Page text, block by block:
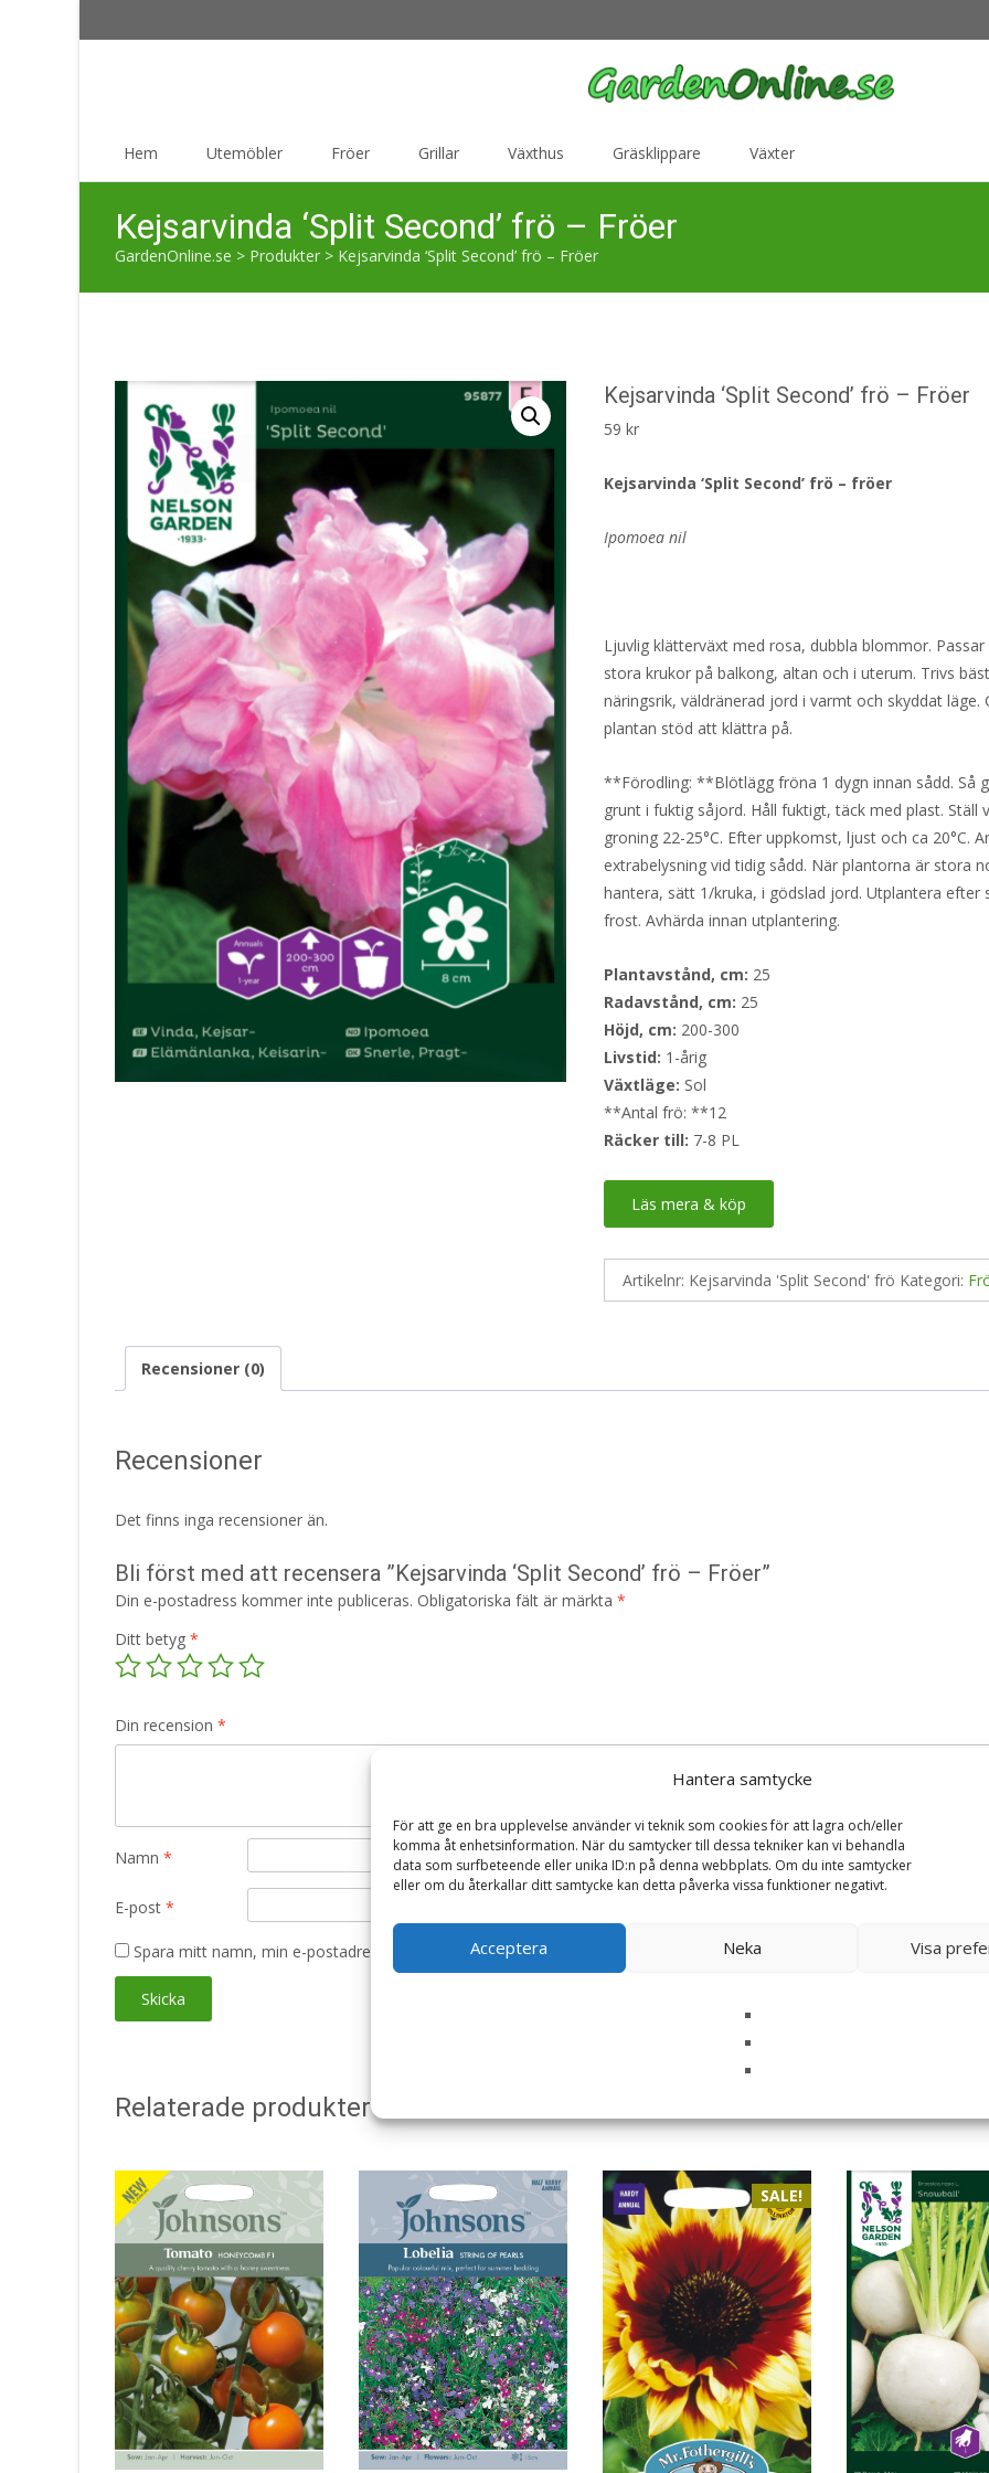
Hantera samtycke
För att ge en bra upplevelse använder vi teknik som cookies för att lagra och/eller
komma åt enhetsinformation. När du samtycker till dessa tekniker kan vi behandla
data som surfbeteende eller unika ID:n på denna webbplats. Om du inte samtycker
eller om du återkallar ditt samtycke kan detta påverka vissa funktioner negativt.
Acceptera Neka Visa
Hem Utemöbler Fröer Grillar Växthus Gräsklippare Växter
Kejsarvinda ‘Split Second’ frö – Fröer
GardenOnline.se > Produkter > Kejsarvinda ‘Split Second’ frö – Fröer
Kejsarvinda ‘Split Second’ frö – Fröer
59kr
Kejsarvinda ‘Split Second’ frö – fröer
Ipomoea nil
Ljuvlig klätterväxt med rosa, dubbla blommor.
stora krukor på balkong, altan och i uterum. Trivs
näringsrik, väldränerad jord i varmt och skyddat läge.
plantan stöd att klättra på.
**Förodling: **Blötlägg fröna 1 dygn innan sådd. Så
grunt i fuktig såjord. Håll fuktigt, täck med plast. Ställ
groning 22-25°C. Efter uppkomst, ljust och ca 20°C.
extrabelysning vid tidig sådd. När plantorna är stora
hantera, sätt 1/kruka, i gödslad jord. Utplantera efter
frost. Avhärda innan utplantering.
Plantavstånd, cm: 25
Radavstånd, cm: 25
Höjd, cm: 200-300
Livstid: 1-årig
Växtläge: Sol
**Antal frö: **12
Räcker till: 7-8 PL
Läs mera & köp
Artikelnr: Kejsarvinda 'Split Second' frö Kategori:
Recensioner (0)
Recensioner
Det finns inga recensioner än.
Bli först med att recensera ”Kejsarvinda ‘Split Second’ frö – Fröer”
Din e-postadress kommer inte publiceras. Obligatoriska fält är märkta *
Ditt betyg *
Din recension *
Namn *
E-post *
Spara mitt namn, min e-postadress och webbplats i denna webbläsare till nästa gång jag skriver en kommentar.
Relaterade produkter
SALE!